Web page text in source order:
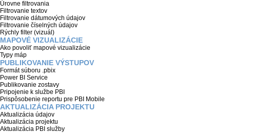
Úrovne filtrovania
Filtrovanie textov
Filtrovanie dátumových údajov
Filtrovanie číselných údajov
Rýchly filter (vizuál)
MAPOVÉ VIZUALIZÁCIE
Ako povoliť mapové vizualizácie
Typy máp
PUBLIKOVANIE VÝSTUPOV
Formát súboru .pbix
Power BI Service
Publikovanie zostavy
Pripojenie k službe PBI
Prispôsobenie reportu pre PBI Mobile
AKTUALIZÁCIA PROJEKTU
Aktualizácia údajov
Aktualizácia projektu
Aktualizácia PBI služby